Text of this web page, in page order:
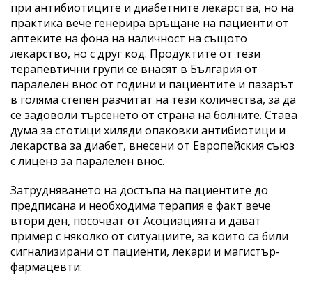
при антибиотиците и диабетните лекарства, но на
практика вече генерира връщане на пациенти от
аптеките на фона на наличност на същото
лекарство, но с друг код. Продуктите от тези
терапевтични групи се внасят в България от
паралелен внос от години и пациентите и пазарът
в голяма степен разчитат на тези количества, за да
се задоволи търсенето от страна на болните. Става
дума за стотици хиляди опаковки антибиотици и
лекарства за диабет, внесени от Европейския съюз
с лиценз за паралелен внос.
Затрудняването на достъпа на пациентите до
предписана и необходима терапия е факт вече
втори ден, посочват от Асоциацията и дават
пример с няколко от ситуациите, за които са били
сигнализирани от пациенти, лекари и магистър-
фармацевти: